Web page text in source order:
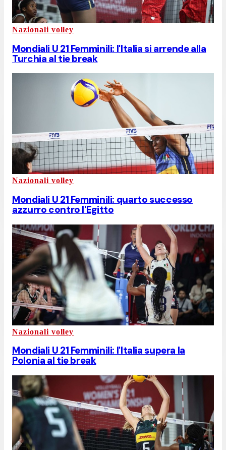
Nazionali volley
Mondiali U 21 Femminili: l'Italia si arrende alla
Turchia al tie break
Nazionali volley
Mondiali U 21 Femminili: quarto successo
azzurro contro l'Egitto
Nazionali volley
Mondiali U 21 Femminili: l'Italia supera la
Polonia al tie break